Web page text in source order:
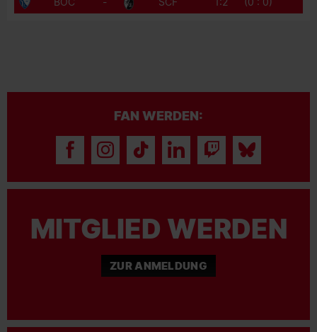
FAN WERDEN:
MITGLIED WERDEN
ZUR ANMELDUNG